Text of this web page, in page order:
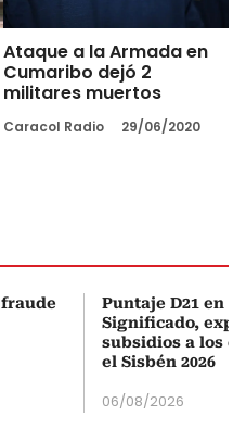
Ataque a la Armada en
Cumaribo dejó 2
militares muertos
Caracol Radio 29/06/2020
Puntaje D21 en
Significado,
subsidios a los
el Sisbén 2026
06/08/2026